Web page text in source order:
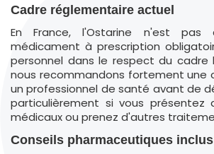
Cadre réglementaire actuel
En France, l'Ostarine n'est pas
médicament à prescription
personnel dans le respect du cadre
nous recommandons fortement une
un professionnel de santé avant de
particulièrement si vous présentez
médicaux ou prenez d'autres
Conseils pharmaceutiques inclus